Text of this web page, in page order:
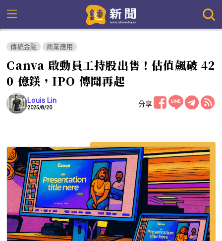
傳統金融 商業應用
Canva 啟動員工持股出售！估值飆破 42
0 億鎂，IPO 傳聞再起
Louis Lin
2025/8/20 分享